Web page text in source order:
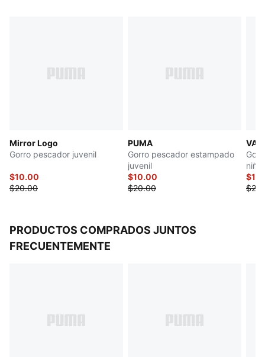
Mirror Logo
Gorro pescador juvenil
$10.00
$20.00
PUMA
Gorro pescador estampado
juvenil
$10.00
$20.00
PRODUCTOS COMPRADOS JUNTOS
FRECUENTEMENTE